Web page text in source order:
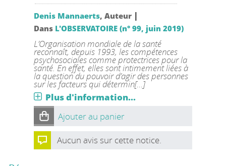
Denis Mannaerts, Auteur |
Dans L'OBSERVATOIRE (n° 99, juin 2019)
L’Organisation mondiale de la santé
reconnaît, depuis 1993, les compétences
psychosociales comme protectrices pour la
santé. En effet, elles sont intimement liées à
la question du pouvoir d’agir des personnes
sur les facteurs qui détermin[...]
Plus d'information...
Ajouter au panier
Aucun avis sur cette notice.